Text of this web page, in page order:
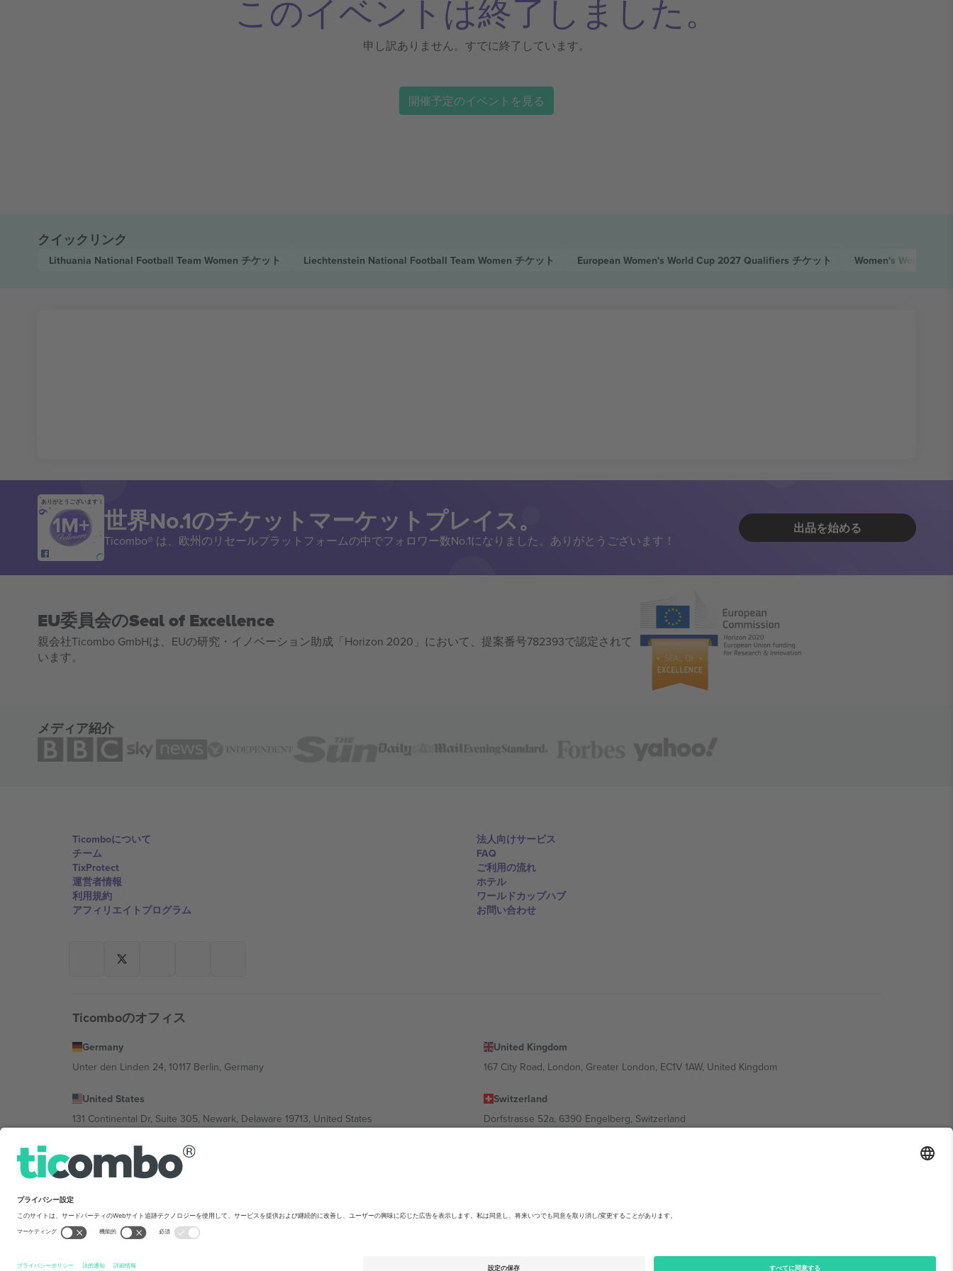
このイベントは終了しました。
申し訳ありません。すでに終了しています。
開催予定のイベントを見る
クイックリンク
Lithuania National Football Team Women チケット Liechtenstein National Football Team Women チケット European Women's World Cup 2027 Qualifiers チケット Women's World
ありがとうございます！
世界No.1のチケットマーケットプレイス。
Ticombo® は、欧州のリセールプラットフォームの中でフォロワー数No.1になりました。ありがとうございます！
出品を始める
EU委員会のSeal of Excellence
親会社Ticombo GmbHは、EUの研究・イノベーション助成「Horizon 2020」において、提案番号782393で認定されて
います。
メディア紹介
Ticomboについて
チーム
TixProtect
運営者情報
利用規約
アフィリエイトプログラム
法人向けサービス
FAQ
ご利用の流れ
ホテル
ワールドカップハブ
お問い合わせ
Ticomboのオフィス
Germany
Unter den Linden 24, 10117 Berlin, Germany
United Kingdom
167 City Road, London, Greater London, EC1V 1AW, United Kingdom
United States
131 Continental Dr, Suite 305, Newark, Delaware 19713, United States
Switzerland
Dorfstrasse 52a, 6390 Engelberg, Switzerland
Bulgaria
Regus Sofia City West, bul Totleben 53-55, 1606 Sofia, Bulgaria
Av Chapultepec 360, Roma Norte, Cuauhtémoc, 06700 Ciudad de México, CDMX, Mexico
を禁じます.